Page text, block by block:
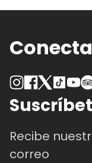
Recibe
correo